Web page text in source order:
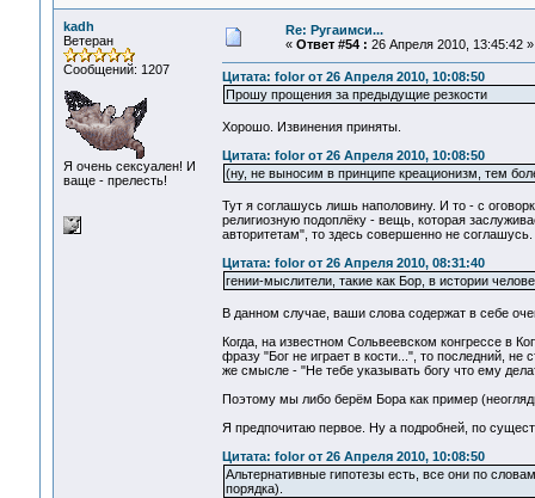
kadh
Ветеран
Сообщений: 1207
Я очень сексуален! И
ваще - прелесть!
Re: Ругаимси...
« Ответ #54 : 26 Апреля 2010, 13:45:42 »
Цитата: folor от 26 Апреля 2010, 10:08:50
Прошу прощения за предыдущие резкости
Хорошо. Извинения приняты.
Цитата: folor от 26 Апреля 2010, 10:08:50
(ну, не выносим в принципе креационизм, тем
Тут я соглашусь лишь наполовину. И то - с
религиозную подоплёку - вещь, которая
авторитетам", то здесь совершенно не
Цитата: folor от 26 Апреля 2010, 08:31:40
гении-мыслители, такие как Бор, в истории
В данном случае, ваши слова содержат в себе
Когда, на известном Сольвеевском конгрессе в
фразу "Бог не играет в кости...", то последний, не
же смысле - "Не тебе указывать богу что ему
Поэтому мы либо берём Бора как пример
Я предпочитаю первое. Ну а подробней, по
Цитата: folor от 26 Апреля 2010, 10:08:50
Альтернативные гипотезы есть, все они по
порядка).